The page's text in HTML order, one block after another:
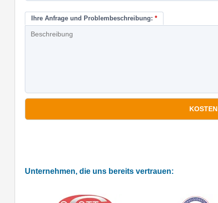
Ihre Anfrage und Problembeschreibung: *
Unternehmen, die uns bereits vertrauen: